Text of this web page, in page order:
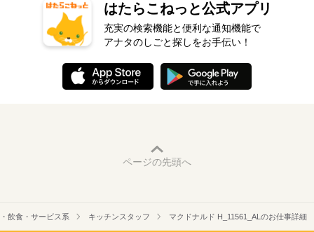
はたらこねっと公式アプリ
充実の検索機能と便利な通知機能で
アナタのしごと探しをお手伝い！
ページの先頭へ
飲食・サービス系 キッチンスタッフ マクドナルド H_11561_ALのお仕事詳細